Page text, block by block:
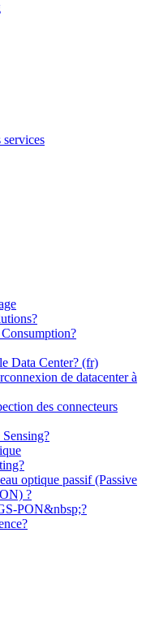
services
Data Center? (fr)
de datacenter à
des connecteurs
optique passif (Passive
?
PON&nbsp;?